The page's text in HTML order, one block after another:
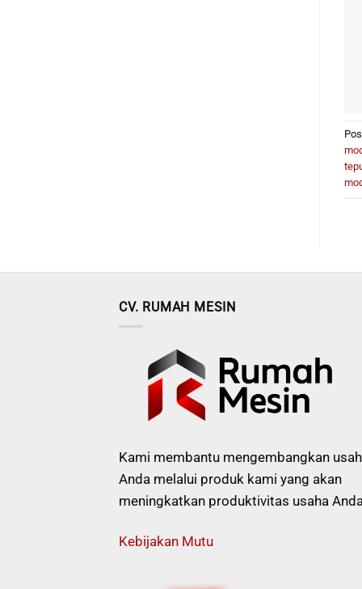
CV. RUMAH MESIN
Kami membantu mengembangkan
Anda melalui produk kami yang akan
meningkatkan produktivitas usaha
Kebijakan Mutu